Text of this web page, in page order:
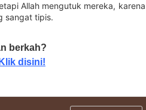
Allah mengutuk mereka, karena
sangat tipis.
berkah?
Klik disini!